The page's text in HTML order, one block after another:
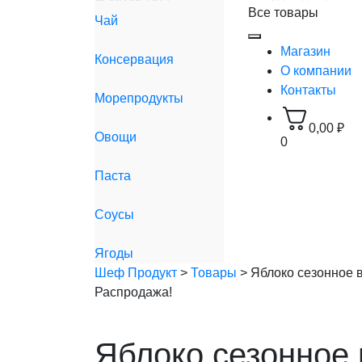
Чай
Консервация
Морепродукты
Овощи
Паста
Соусы
Ягоды
Все товары
Магазин
О компании
Контакты
0
0,00 ₽
Шеф Продукт > Товары > Яблоко сезонное
Распродажа!
Яблоко сезонное